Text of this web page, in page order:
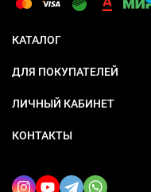
КАТАЛОГ
ДЛЯ ПОКУПАТЕЛЕЙ
ЛИЧНЫЙ КАБИНЕТ
КОНТАКТЫ